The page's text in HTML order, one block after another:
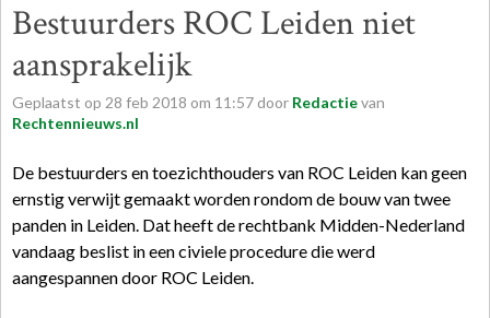
Bestuurders ROC Leiden niet
aansprakelijk
Geplaatst op 28 feb 2018 om 11:57 door Redactievan
Rechtennieuws.nl
De bestuurders en toezichthouders van ROC Leiden kan geen
ernstig verwijt gemaakt worden rondom de bouw van twee
panden in Leiden. Dat heeft de rechtbank Midden-Nederland
vandaag beslist in een civiele procedure die werd
aangespannen door ROC Leiden.